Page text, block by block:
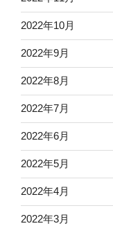
2022年10月
2022年9月
2022年8月
2022年7月
2022年6月
2022年5月
2022年4月
2022年3月